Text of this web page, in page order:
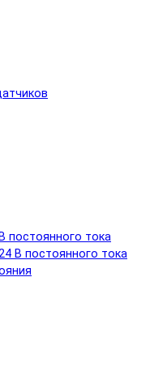
постоянного тока
В постоянного тока